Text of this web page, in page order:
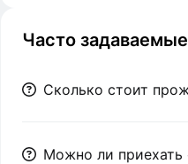
Часто
Сколько стоит
Можно ли приехать